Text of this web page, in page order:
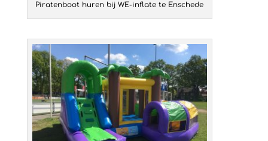
Piratenboot huren bij WE-inflate te Enschede